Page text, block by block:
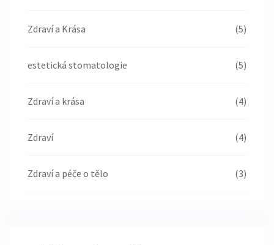
Zdraví a Krása (5)
estetická stomatologie (5)
Zdraví a krása (4)
Zdraví (4)
Zdraví a péče o tělo (3)